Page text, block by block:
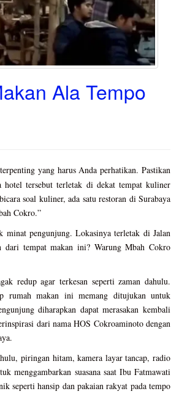
Ala Tempo
yang harus Anda perhatikan. Pastikan
tersebut terletak di dekat tempat kuliner
soal kuliner, ada satu restoran di Surabaya
Cokro.”
minat pengunjung. Lokasinya terletak di Jalan
dari tempat makan ini? Warung Mbah Cokro
redup agar terkesan seperti zaman dahulu.
rumah makan ini memang ditujukan untuk
diharapkan dapat merasakan kembali
dari nama HOS Cokroaminoto dengan
piringan hitam, kamera layar tancap, radio
menggambarkan suasana saat Ibu Fatmawati
seperti hansip dan pakaian rakyat pada tempo